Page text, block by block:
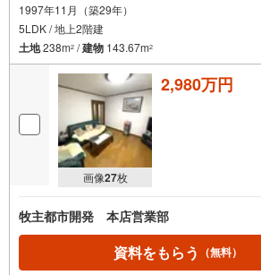
1997年11月（築29年）
5LDK / 地上2階建
土地238m2 /建物 143.67m2
画像27枚
2,980万円
牧主都市開発 本店営業部
資料をもらう （無料）